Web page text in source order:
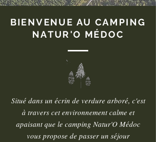
BIENVENUE AU CAMPING
NATUR'O MÉDOC
Situé dans un écrin de verdure arboré, c'est
à travers cet environnement calme et
apaisant que le camping Natur'O Médoc
vous propose de passer un séjour